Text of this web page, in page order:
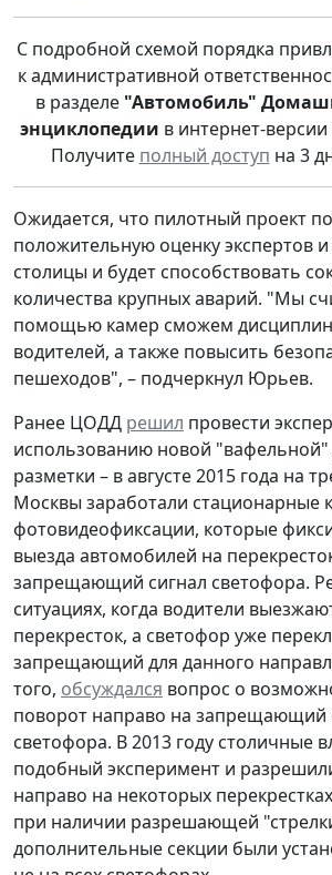
С подробной схемой порядка
к административной
в разделе "Автомобиль"
энциклопедии в интернет-
Получите полный доступ на 3
Ожидается, что пилотный проект
положительную оценку экспертов
столицы и будет способствовать
количества крупных аварий. "Мы
помощью камер сможем
водителей, а также повысить
пешеходов", – подчеркнул Юрьев.
Ранее ЦОДД решил провести
использованию новой
разметки – в августе 2015 года на
Москвы заработали стационарные
фотовидеофиксации, которые
выезда автомобилей на
запрещающий сигнал светофора.
ситуациях, когда водители
перекресток, а светофор уже
запрещающий для данного
того, обсуждался вопрос о
поворот направо на запрещающий
светофора. В 2013 году столичные
подобный эксперимент и
направо на некоторых
при наличии разрешающей
дополнительные секции были